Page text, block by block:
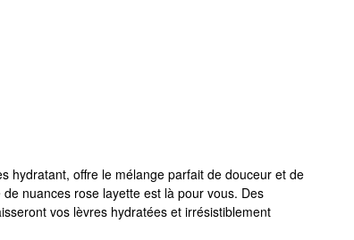
hydratant, offre le mélange parfait de douceur et de
nuances rose layette est là pour vous. Des
vos lèvres hydratées et irrésistiblement